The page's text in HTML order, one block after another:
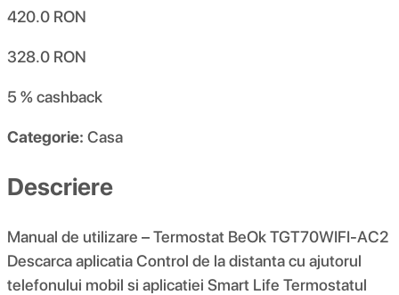
420.0 RON
328.0 RON
5 %cashback
Categorie: Casa
Descriere
Manual de utilizare – Termostat BeOk TGT70WIFI-AC2
Descarca aplicatia Control de la distanta cu ajutorul
telefonului mobil si aplicatiei Smart Life Termostatul